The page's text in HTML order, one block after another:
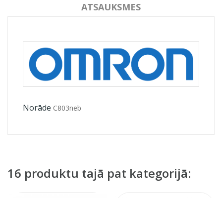
ATSAUKSMES
Norāde C803neb
16 produktu tajā pat kategorijā: